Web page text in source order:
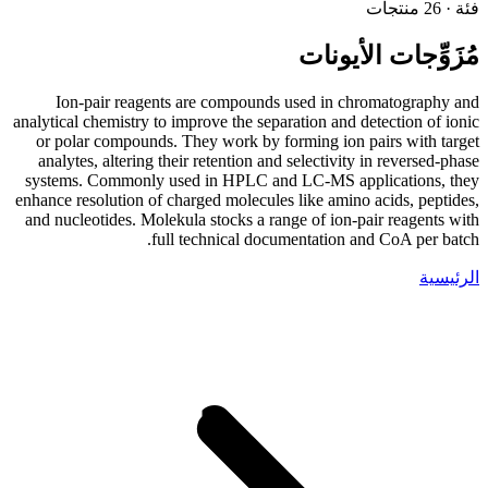
فئة · 26 منتجات
مُزَوِّجات الأيونات
Ion-pair reagents are compounds used in chromatography and
analytical chemistry to improve the separation and detection of ionic
or polar compounds. They work by forming ion pairs with target
analytes, altering their retention and selectivity in reversed-phase
systems. Commonly used in HPLC and LC-MS applications, they
enhance resolution of charged molecules like amino acids, peptides,
and nucleotides. Molekula stocks a range of ion-pair reagents with
full technical documentation and CoA per batch.
الرئيسية